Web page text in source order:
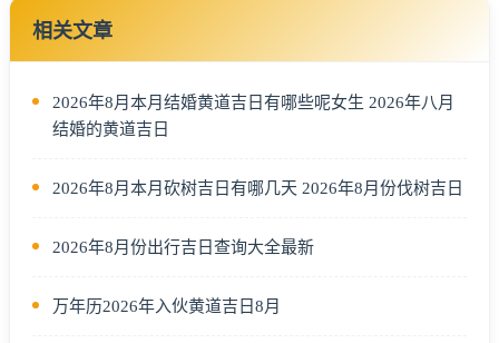
相关文章
2026年8月本月结婚黄道吉日有哪些呢女生 2026年八月
结婚的黄道吉日
2026年8月本月砍树吉日有哪几天 2026年8月份伐树吉日
2026年8月份出行吉日查询大全最新
万年历2026年入伙黄道吉日8月